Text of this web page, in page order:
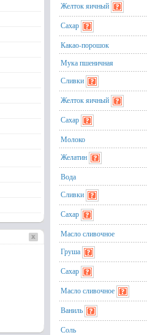
Желток яичный
Сахар
Какао-порошок
Мука пшеничная
Сливки
Желток яичный
Сахар
Молоко
Желатин
Вода
Сливки
Сахар
Масло сливочное
Груша
Сахар
Масло сливочное
Ваниль
Соль